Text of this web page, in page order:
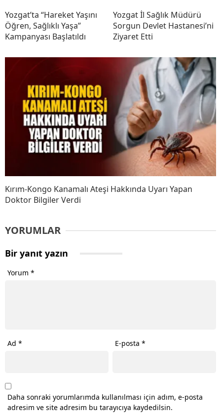
Yozgat’ta “Hareket Yaşını
Öğren, Sağlıklı Yaşa”
Kampanyası Başlatıldı
Yozgat İl Sağlık Müdürü
Sorgun Devlet Hastanesi’ni
Ziyaret Etti
Kırım-Kongo Kanamalı Ateşi Hakkında Uyarı Yapan
Doktor Bilgiler Verdi
YORUMLAR
Bir yanıt yazın
Yorum *
Ad * E-posta*
Daha sonraki yorumlarımda kullanılması için adım, e-posta
adresim ve site adresim bu tarayıcıya kaydedilsin.